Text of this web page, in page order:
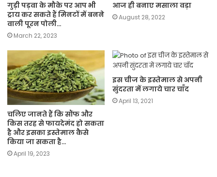
गुड़ी पड़वा के मौके पर आप भी
ट्राय कर सकते हैं मिनटों में बनने
वाली पूरन पोली…
March 22, 2023
आज ही बनाए मसाला वड़ा
August 28, 2022
चलिए जानते हैं कि सौंफ और
किस तरह से फायदेमंद हो सकता
है और इसका इस्तेमाल कैसे
किया जा सकता है…
April 19, 2023
इस चीज के इस्तेमाल से अपनी
सुंदरता में लगाये चार चाँद
April 13, 2021